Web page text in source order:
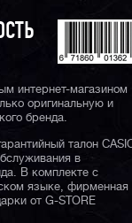
интернет-магазином
оригинальную и
бренда.
талон
в
В комплекте с
языке, фирменная
от G-STORE